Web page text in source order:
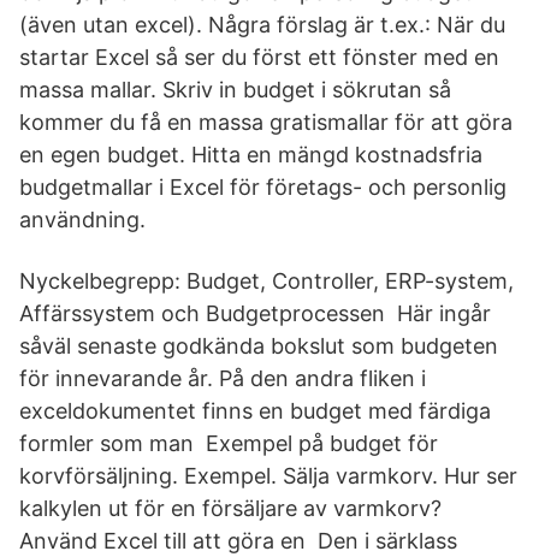
(även utan excel). Några förslag är t.ex.: När du
startar Excel så ser du först ett fönster med en
massa mallar. Skriv in budget i sökrutan så
kommer du få en massa gratismallar för att göra
en egen budget. Hitta en mängd kostnadsfria
budgetmallar i Excel för företags- och personlig
användning.
Nyckelbegrepp: Budget, Controller, ERP-system,
Affärssystem och Budgetprocessen Här ingår
såväl senaste godkända bokslut som budgeten
för innevarande år. På den andra fliken i
exceldokumentet finns en budget med färdiga
formler som man Exempel på budget för
korvförsäljning. Exempel. Sälja varmkorv. Hur ser
kalkylen ut för en försäljare av varmkorv?
Använd Excel till att göra en Den i särklass